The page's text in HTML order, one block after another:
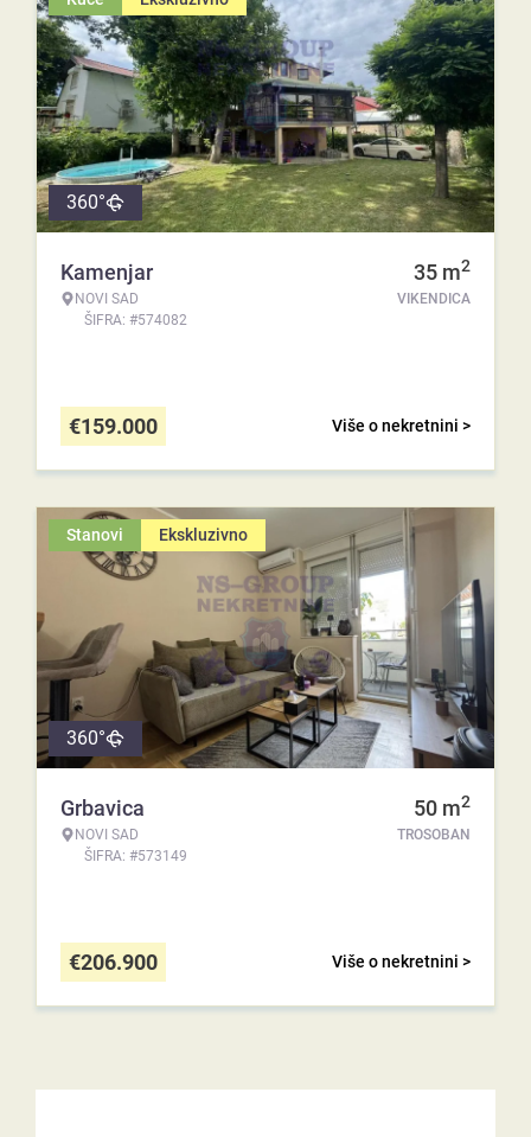
360°
Kamenjar
NOVI SAD
ŠIFRA: #574082
35 m2
VIKENDICA
Više o nekretnini >
€159.000
Stanovi Ekskluzivno
360°
Grbavica
NOVI SAD
ŠIFRA: #573149
50 m2
TROSOBAN
Više o nekretnini >
€206.900